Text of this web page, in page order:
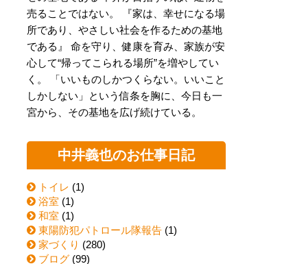
売ることではない。 『家は、幸せになる場
所であり、やさしい社会を作るための基地
である』 命を守り、健康を育み、家族が安
心して“帰ってこられる場所”を増やしてい
く。 「いいものしかつくらない。いいこと
しかしない」という信条を胸に、今日も一
宮から、その基地を広げ続けている。
中井義也のお仕事日記
トイレ (1)
浴室 (1)
和室 (1)
東陽防犯パトロール隊報告 (1)
家づくり (280)
ブログ (99)